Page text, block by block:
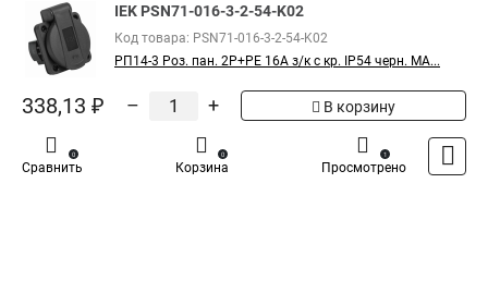
IEK PSN71-016-3-2-54-K02
Код товара: PSN71-016-3-2-54-K02
РП14-3 Роз. пан. 2Р+РЕ 16А з/к с кр. IP54 черн. MA...
338,13 ₽ – + В корзину
Сравнить
0
Корзина
0
Просмотрено
1